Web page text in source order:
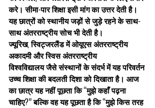
करे। सीमा-पार शिक्षा इसी मांग का उत्तर देती है।
यह छात्रों को स्थानीय जड़ों से जुड़े रहने के साथ-
साथ अंतरराष्ट्रीय सोच भी देती है।
ज्यूरिख, स्विट्जरलैंड में ओयूएस अंतरराष्ट्रीय
अकादमी और स्विस अंतरराष्ट्रीय
विश्वविद्यालय जैसे संस्थानों के संदर्भ में यह परिवर्तन
उच्च शिक्षा की बदलती दिशा को दिखाता है। आज
का छात्र यह नहीं पूछता कि “मुझे कहाँ पढ़ना
चाहिए?” बल्कि वह यह पूछता है कि “मुझे किस तरह